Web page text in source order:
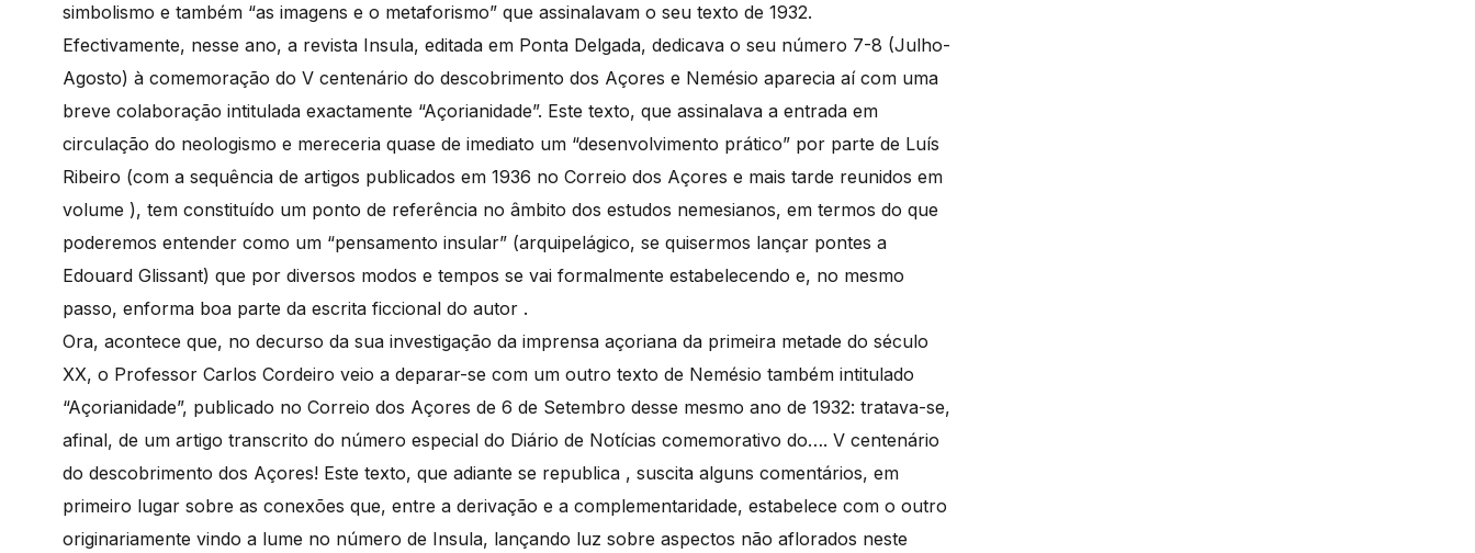
simbolismo e também “as imagens e o metaforismo” que assinalavam o seu texto de 1932.
Efectivamente, nesse ano, a revista Insula, editada em Ponta Delgada, dedicava o seu número 7-8 (Julho-
Agosto) à comemoração do V centenário do descobrimento dos Açores e Nemésio aparecia aí com uma
breve colaboração intitulada exactamente “Açorianidade”. Este texto, que assinalava a entrada em
circulação do neologismo e mereceria quase de imediato um “desenvolvimento prático” por parte de Luís
Ribeiro (com a sequência de artigos publicados em 1936 no Correio dos Açores e mais tarde reunidos em
volume ), tem constituído um ponto de referência no âmbito dos estudos nemesianos, em termos do que
poderemos entender como um “pensamento insular” (arquipelágico, se quisermos lançar pontes a
Edouard Glissant) que por diversos modos e tempos se vai formalmente estabelecendo e, no mesmo
passo, enforma boa parte da escrita ficcional do autor .
Ora, acontece que, no decurso da sua investigação da imprensa açoriana da primeira metade do século
XX, o Professor Carlos Cordeiro veio a deparar-se com um outro texto de Nemésio também intitulado
“Açorianidade”, publicado no Correio dos Açores de 6 de Setembro desse mesmo ano de 1932: tratava-se,
afinal, de um artigo transcrito do número especial do Diário de Notícias comemorativo do…. V centenário
do descobrimento dos Açores! Este texto, que adiante se republica , suscita alguns comentários, em
primeiro lugar sobre as conexões que, entre a derivação e a complementaridade, estabelece com o outro
originariamente vindo a lume no número de Insula, lançando luz sobre aspectos não aflorados neste